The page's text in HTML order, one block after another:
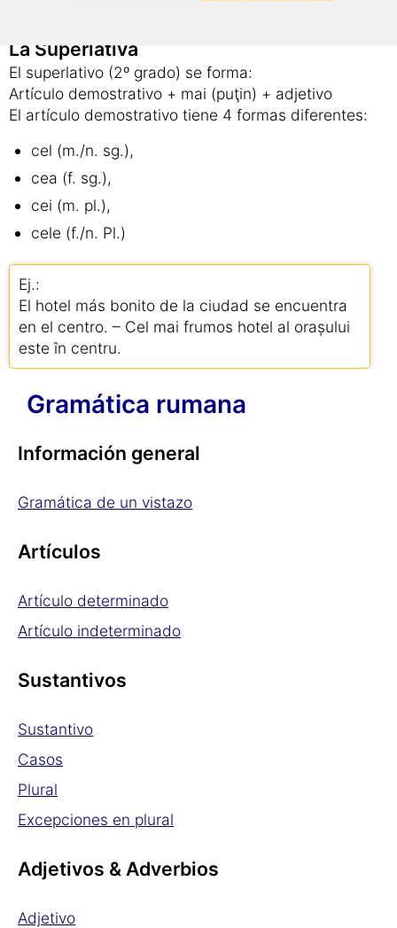
La Superlativa
El superlativo (2º grado) se forma:
Artículo demostrativo + mai (puţin) + adjetivo
El artículo demostrativo tiene 4 formas diferentes:
cel (m./n. sg.),
cea (f. sg.),
cei (m. pl.),
cele (f./n. Pl.)
Ej.:
El hotel más bonito de la ciudad se encuentra
en el centro. – Cel mai frumos hotel al orașului
este în centru.
Gramática rumana
Información general
Gramática de un vistazo
Artículos
Artículo determinado
Artículo indeterminado
Sustantivos
Sustantivo
Casos
Plural
Excepciones en plural
Adjetivos & Adverbios
Adjetivo